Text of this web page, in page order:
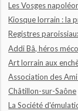
Les Vosges
Kiosque lorrain : la
Registres
Addi Bâ, héros
Art lorrain aux
Association des
Châtillon-sur-Saône
La Société